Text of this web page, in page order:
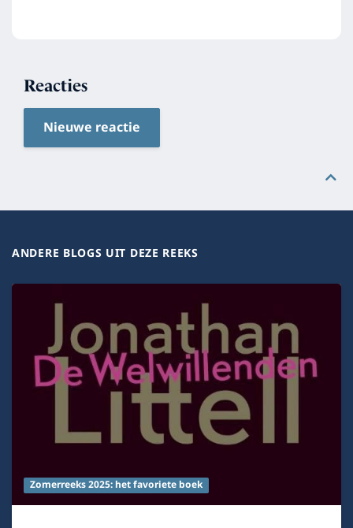
Reacties
Nieuwe reactie
ANDERE BLOGS UIT DEZE REEKS
Zomerreeks 2025: het favoriete boek